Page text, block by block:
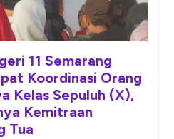
11 Semarang
Koordinasi Orang
Kelas Sepuluh (X),
Kemitraan
Tua